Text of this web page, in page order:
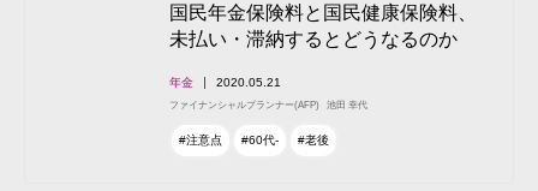
国民年金保険料と国民健康保険料、
未払い・滞納するとどうなるのか
年金 2020.05.21
ファイナンシャルプランナー(AFP) 池田 幸代
#注意点 #60代- #老後